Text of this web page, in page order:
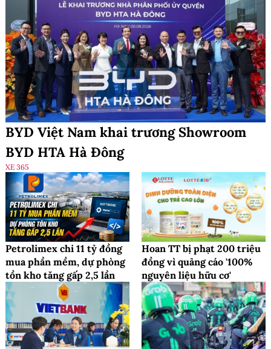
BYD Việt Nam khai trương Showroom
BYD HTA Hà Đông
XE 365
Petrolimex chi 11 tỷ đồng
mua phần mềm, dự phòng
tồn kho tăng gấp 2,5 lần
Hoan TT bị phạt 200 triệu
đồng vì quảng cáo '100%
nguyên liệu hữu cơ'